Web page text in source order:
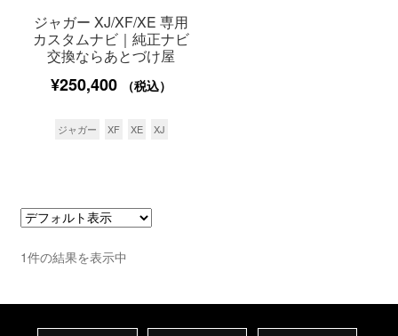
ジャガー XJ/XF/XE 専用
カスタムナビ｜純正ナビ
交換ならあとづけ屋
¥250,400 （税込）
ジャガー XF XE XJ
1件の結果を表示中